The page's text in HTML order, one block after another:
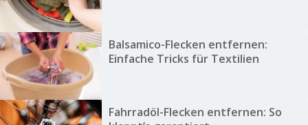
Balsamico-Flecken entfernen:
Einfache Tricks für Textilien
Fahrradöl-Flecken entfernen: So